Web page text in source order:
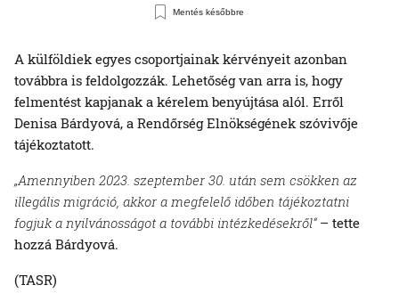
Mentés későbbre
A külföldiek egyes csoportjainak kérvényeit azonban
továbbra is feldolgozzák. Lehetőség van arra is, hogy
felmentést kapjanak a kérelem benyújtása alól. Erről
Denisa Bárdyová, a Rendőrség Elnökségének szóvivője
tájékoztatott.
„Amennyiben 2023. szeptember 30. után sem csökken az
illegális migráció, akkor a megfelelő időben tájékoztatni
fogjuk a nyilvánosságot a további intézkedésekről“– tette
hozzá Bárdyová.
(TASR)